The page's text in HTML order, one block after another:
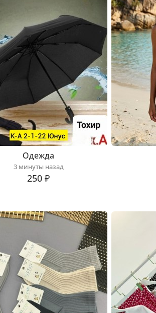
Одежда
3 минуты назад
250 ₽